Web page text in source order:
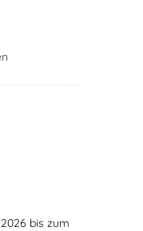
bis zum